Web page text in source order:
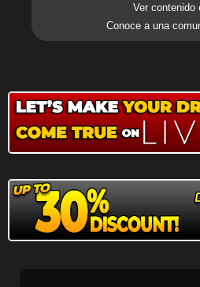
Ver contenido
Conoce a una